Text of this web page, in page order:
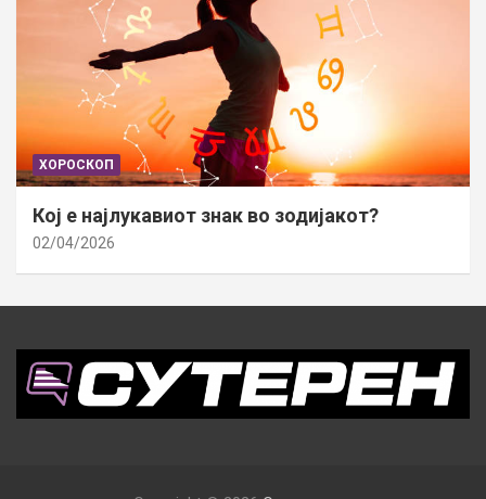
ХОРОСКОП
Кој е најлукавиот знак во зодијакот?
02/04/2026